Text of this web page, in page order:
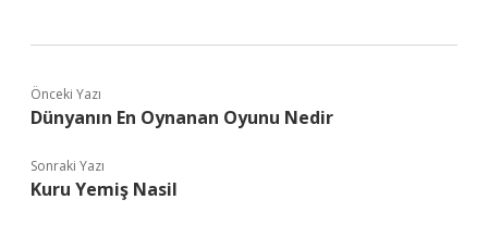
Önceki Yazı
Dünyanın En Oynanan Oyunu Nedir
Sonraki Yazı
Kuru Yemiş Nasil